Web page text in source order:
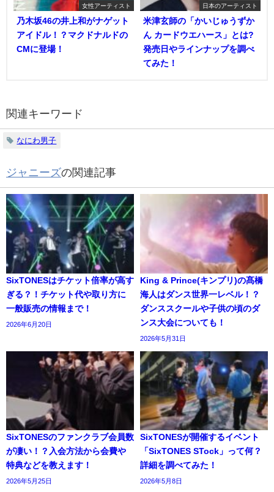
女性アーティスト
乃木坂46の井上和がナゲット
アイドル！？マクドナルドの
CMに登場！
日本のアーティスト
米津玄師の「かいじゅうずか
ん カードウエハース」とは?
発売日やラインナップを調べ
てみた！
関連キーワード
なにわ男子
ジャニーズの関連記事
SixTONESはチケット倍率が高す
ぎる？！チケット代や取り方に
一般販売の情報まで！
2026年6月20日
King & Prince(キンプリ)の髙橋
海人はダンス世界一レベル！？
ダンススクールや子供の頃のダ
ンス大会についても！
2026年5月31日
SixTONESのファンクラブ会員数
が凄い！？入会方法から会費や
特典などを教えます！
2026年5月25日
SixTONESが開催するイベント
「SixTONES STock」って何？
詳細を調べてみた！
2026年5月8日